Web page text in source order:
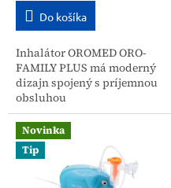
Do košíka
Inhalátor OROMED ORO-
FAMILY PLUS má moderný
dizajn spojený s príjemnou
obsluhou
inhalátora. Používa sa pri
inhaláciách, aromaterapii a
bylinnej medicíne. Je
veľmi praktický a...
Novinka
Tip